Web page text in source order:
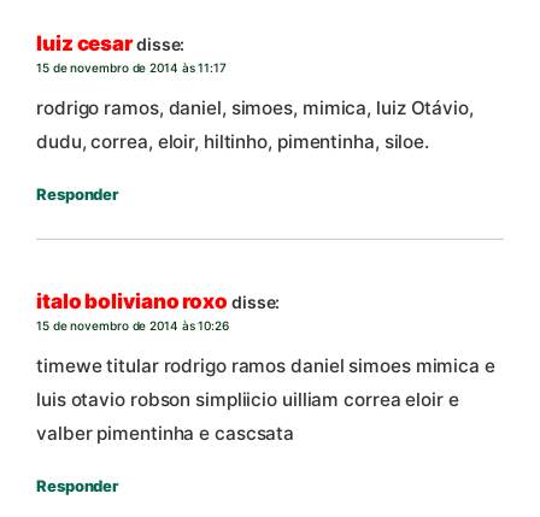
luiz cesardisse:
15 de novembro de 2014 às 11:17
rodrigo ramos, daniel, simoes, mimica, luiz Otávio,
dudu, correa, eloir, hiltinho, pimentinha, siloe.
Responder
italo boliviano roxo disse:
15 de novembro de 2014 às 10:26
timewe titular rodrigo ramos daniel simoes mimica e
luis otavio robson simpliicio uilliam correa eloir e
valber pimentinha e cascsata
Responder